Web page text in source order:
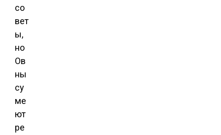
со
вет
ы,
но
Ов
ны
су
ме
ют
ре